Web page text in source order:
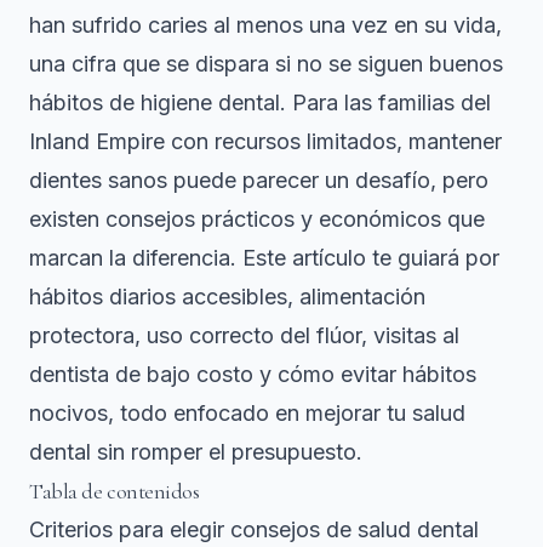
han sufrido caries al menos una vez en su vida,
una cifra que se dispara si no se siguen buenos
hábitos de higiene dental. Para las familias del
Inland Empire con recursos limitados, mantener
dientes sanos puede parecer un desafío, pero
existen consejos prácticos y económicos que
marcan la diferencia. Este artículo te guiará por
hábitos diarios accesibles, alimentación
protectora, uso correcto del flúor, visitas al
dentista de bajo costo y cómo evitar hábitos
nocivos, todo enfocado en mejorar tu salud
dental sin romper el presupuesto.
Tabla de contenidos
Criterios para elegir consejos de salud dental